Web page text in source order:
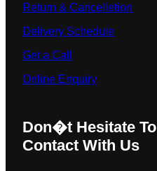
Return & Cancelletion
Delivery Schedule
Get a Call
Online Enquiry
Don�t Hesitate To
Contact With Us